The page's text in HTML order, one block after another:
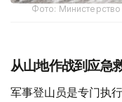
Фото:
从山地作战到应急
军事登山员是专门执